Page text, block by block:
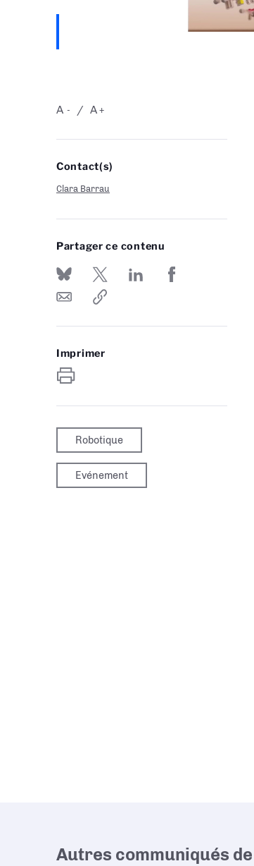
-
A +
A
Contact(s)
Clara Barrau
Partager ce contenu
Imprimer
Robotique
Evénement
Autres communiqués